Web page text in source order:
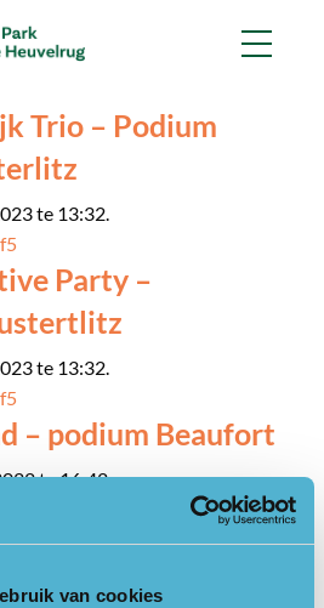
van cookies
Trio – Podium
te 13:32.
Party –
te 13:32.
– podium Beaufort
te 16:42.
– Schubert: